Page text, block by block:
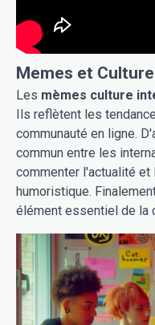
Memes et
Les mèmes culture
Ils reflètent les
communauté en ligne.
commun entre les
commenter l'actualité
humoristique.
élément essentiel de la